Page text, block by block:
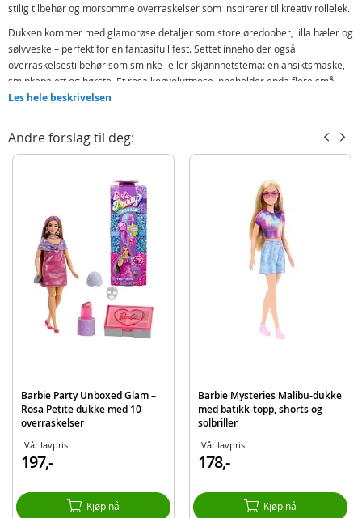
stilig tilbehør og morsomme overraskelser som inspirerer til kreativ rollelek.
Dukken kommer med glamorøse detaljer som store øredobber, lilla hæler og
sølvveske – perfekt for en fantasifull fest. Settet inneholder også
overraskelsestilbehør som sminke- eller skjønnhetstema: en ansiktsmaske,
sminkepalett og børste. Et rosa konvoluttpose inneholder enda flere små
overraskelser som barna kan åpne underveis.
aktiveres med varmt og kaldt vann – en ekstra magisk detalj som gjør leken
enda mer spennende.
Dette er en gave som ikke bare overrasker ved første øyekast, men også gir
rom for timevis med lek og historiefortelling.
Inneholder:
Barbie petite-dukke med lilla kjole og lilla sko
Sølvfarget veske og store øredobber
Totalt 10 overraskelser
Detaljer:
Mål: ca. 27 cm høy
EAN 194735308668
Merke
Les hele beskrivelsen
Andre forslag til deg:
Barbie Party Unboxed Glam –
Rosa Petite dukke med 10
overraskelser
Vår lavpris:
197,-
Kjøp nå
Barbie Mysteries Malibu-dukke
med batikk-topp, shorts og
solbriller
Vår lavpris:
178,-
Kjøp nå